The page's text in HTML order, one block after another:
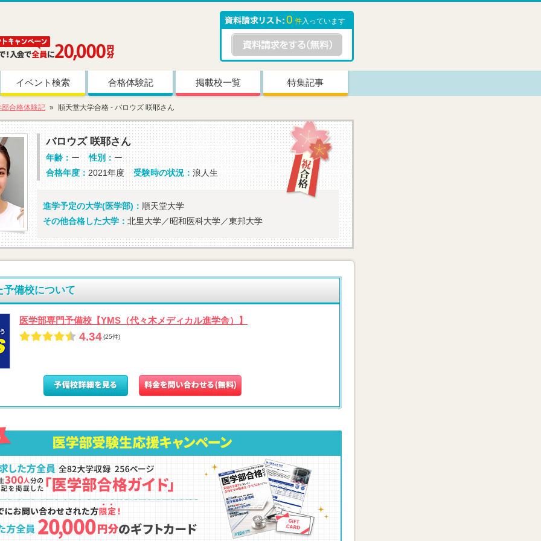
0 件入っています
イベント検索 合格体験記 掲載校一覧 特集記事
部合格体験記 順天堂大学合格 - バロウズ 咲耶さん
バロウズ 咲耶さん
年齢： ー 性別： ー
合格年度：2021年度 受験時の状況： 浪人生
進学予定の大学(医学部)： 順天堂大学
その他合格した大学： 北里大学／昭和医科大学／東邦大学
予備校について
医学部専門予備校【YMS（代々木メディカル進学舎）】
4.34(25件)